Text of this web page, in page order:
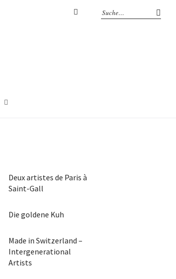
Deux artistes de Paris à
Saint-Gall
Die goldene Kuh
Made in Switzerland –
Intergenerational
Artists